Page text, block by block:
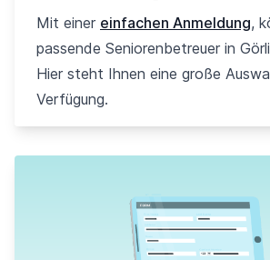
Mit einer einfachen Anmeldung,
passende Seniorenbetreuer in
Hier steht Ihnen eine große
Verfügung.